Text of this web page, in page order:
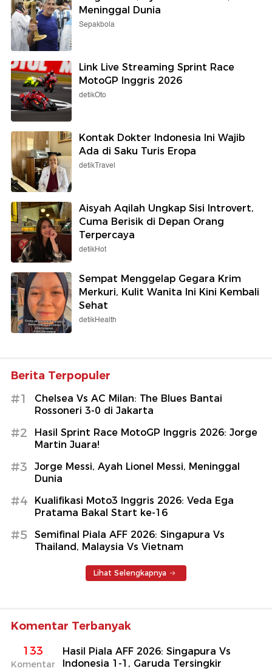
Meninggal Dunia
Sepakbola
Link Live Streaming Sprint Race
MotoGP Inggris 2026
detikOto
Kontak Dokter Indonesia Ini Wajib
Ada di Saku Turis Eropa
detikTravel
Aisyah Aqilah Ungkap Sisi Introvert,
Cuma Berisik di Depan Orang
Terpercaya
detikHot
Sempat Menggelap Gegara Krim
Merkuri, Kulit Wanita Ini Kini Kembali
Sehat
detikHealth
Berita Terpopuler
#1
Chelsea Vs AC Milan: The Blues Bantai
Rossoneri 3-0 di Jakarta
#2
Hasil Sprint Race MotoGP Inggris 2026: Jorge
Martin Juara!
#3
Jorge Messi, Ayah Lionel Messi, Meninggal
Dunia
#4
Kualifikasi Moto3 Inggris 2026: Veda Ega
Pratama Bakal Start ke-16
#5
Semifinal Piala AFF 2026: Singapura Vs
Thailand, Malaysia Vs Vietnam
Lihat Selengkapnya
Komentar Terbanyak
133
Komentar
Hasil Piala AFF 2026: Singapura Vs
Indonesia 1-1, Garuda Tersingkir